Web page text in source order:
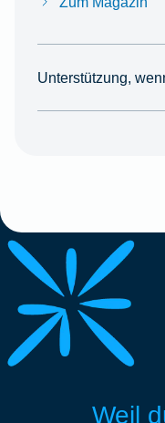
Unterstützung,
Weil